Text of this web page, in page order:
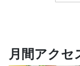
月間アク